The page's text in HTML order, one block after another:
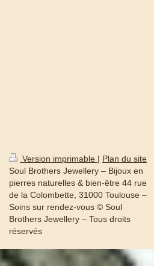
Version imprimable | Plan du site
Soul Brothers Jewellery – Bijoux en
pierres naturelles & bien-être 44 rue
de la Colombette, 31000 Toulouse –
Soins sur rendez-vous © Soul
Brothers Jewellery – Tous droits
réservés